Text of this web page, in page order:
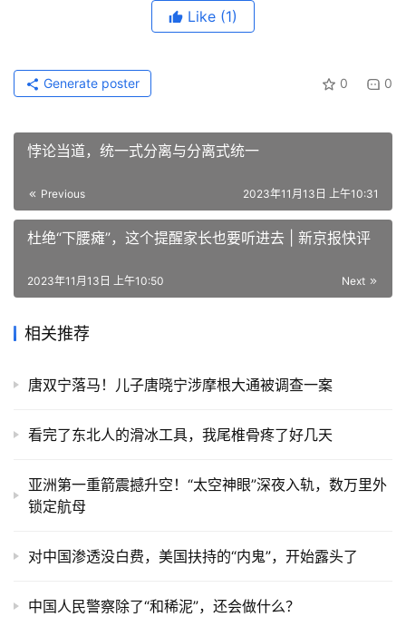
Like (1)
0 0
Generate poster
悖论当道，统一式分离与分离式统一
Previous 2023年11月13日 上午10:31
杜绝“下腰瘫”，这个提醒家长也要听进去 | 新京报快评
Next
2023年11月13日 上午10:50
相关推荐
唐双宁落马！儿子唐晓宁涉摩根大通被调查一案
看完了东北人的滑冰工具，我尾椎骨疼了好几天
亚洲第一重箭震撼升空！“太空神眼”深夜入轨，数万里外
锁定航母
对中国渗透没白费，美国扶持的“内鬼”，开始露头了
中国人民警察除了“和稀泥”，还会做什么？